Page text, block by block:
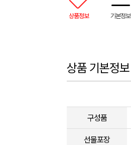
상품정보 기본정보
상품 기본정보
구성품
선물포장